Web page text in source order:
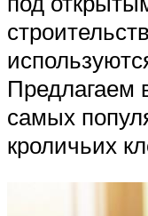
самых
кроличьих